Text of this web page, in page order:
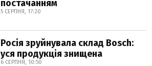
постачанням
5 СЕРПНЯ, 17:20
Росія зруйнувала склад Bosch:
уся продукція знищена
6 СЕРПНЯ, 10:50